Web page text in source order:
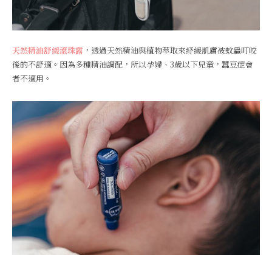
天然精油舒緩滾珠露 ，透過天然精油與植物萃取來紓緩肌膚被蚊蟲叮咬
後的不舒適。因為多種精油調配，所以孕婦、3歲以下兒童，蠶豆症會
者不適用。